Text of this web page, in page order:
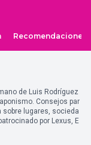
Recomendaciones
de Luis Rodríguez
Consejos par
sobre lugares, socieda
por Lexus, E